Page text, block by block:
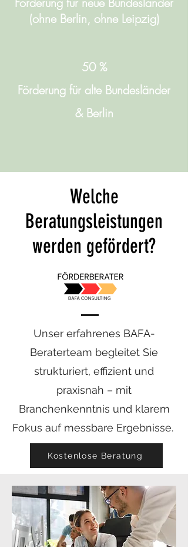
(ohne Berlin, ohne Leipzig)
50 %
Förderung für alte Bundesländer
& Berlin
Welche
Beratungsleistungen
werden gefördert?
Unser erfahrenes BAFA-
Beraterteam begleitet Sie
strukturiert, effizient und
praxisnah – mit
Branchenkenntnis und klarem
Fokus auf messbare Ergebnisse.
Kostenlose Beratung